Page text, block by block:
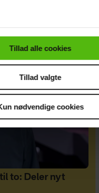
.
Tillad alle cookies
Tillad valgte
nødvendige cookies
i skjul
to: Deler nyt